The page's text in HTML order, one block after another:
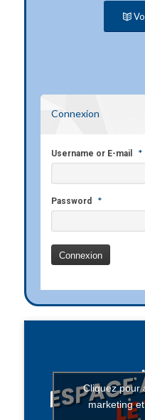
Connexion
Username or E-mail *
Password *
Cliquez pour
marketing